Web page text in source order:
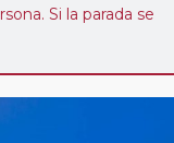
Si la parada se
ya hayan viajado
luna de miel